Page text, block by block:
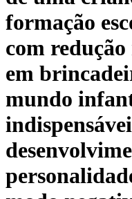
formação
com
em
mundo